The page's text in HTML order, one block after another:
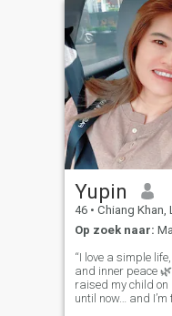
Yupin
46 • Chiang Khan,
Op zoek naar:
“I love a simple
and inner peace 🌿
raised my child on
until now… and I’m